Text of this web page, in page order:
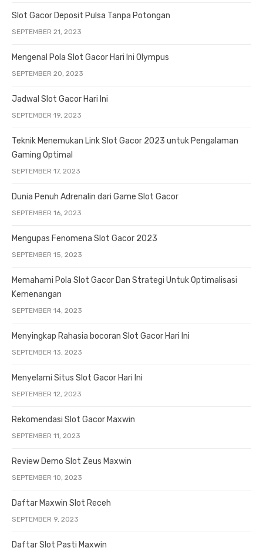
Slot Gacor Deposit Pulsa Tanpa Potongan
SEPTEMBER 21, 2023
Mengenal Pola Slot Gacor Hari Ini Olympus
SEPTEMBER 20, 2023
Jadwal Slot Gacor Hari Ini
SEPTEMBER 19, 2023
Teknik Menemukan Link Slot Gacor 2023 untuk Pengalaman
Gaming Optimal
SEPTEMBER 17, 2023
Dunia Penuh Adrenalin dari Game Slot Gacor
SEPTEMBER 16, 2023
Mengupas Fenomena Slot Gacor 2023
SEPTEMBER 15, 2023
Memahami Pola Slot Gacor Dan Strategi Untuk Optimalisasi
Kemenangan
SEPTEMBER 14, 2023
Menyingkap Rahasia bocoran Slot Gacor Hari Ini
SEPTEMBER 13, 2023
Menyelami Situs Slot Gacor Hari Ini
SEPTEMBER 12, 2023
Rekomendasi Slot Gacor Maxwin
SEPTEMBER 11, 2023
Review Demo Slot Zeus Maxwin
SEPTEMBER 10, 2023
Daftar Maxwin Slot Receh
SEPTEMBER 9, 2023
Daftar Slot Pasti Maxwin